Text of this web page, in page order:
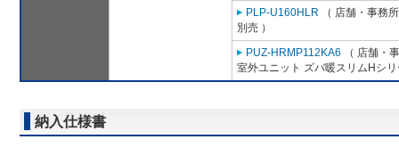
PLP-U160HLR （ 店舗・事務
別売 ）
PUZ-HRMP112KA6 （ 店舗・
室外ユニット ズバ暖スリムHシ
納入仕様書